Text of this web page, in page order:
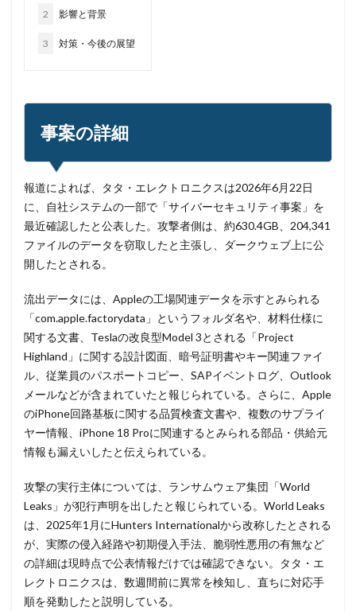
フィッシング対策協議会
フェス
フォレスター
ブラウザ
ブルートフォースアタック
ブルガリア
プロキシ
プログラム
ベトナム
ホームページ
ボイスフィッシング
ポイント
ホスティング
ポスト量子暗号
ボット
ボットネット
ポップアップ
ポリシー
マイク
マイクロソフト
マイクロソフト・アクティブ・プロテクションズ・プログラム
マイクロソフトアカウント
マイクロソフトエクスチェンジサーバー
マイナビ
マイナポイント
マウイランサムウェア
マカフィー
マクロ
マスキング
マルウェア
マルウェア感染
マルスパム
マルバタイジング
マンディアント
ミス
メーリングリスト
メール
メール 誤送信
メールアカウント
メールアカウント情報
メールアドレス
メールアドレス情報
メールサーバー
メール誤送信
メディアワークス
メディバンク
メリット
モナコイン
モニタリング
モバイル
やってはいけない
ヤフー
2 影響と背景
3 対策・今後の展望
事案の詳細
報道によれば、タタ・エレクトロニクスは2026年6月22日
に、自社システムの一部で「サイバーセキュリティ事案」を
最近確認したと公表した。攻撃者側は、約630.4GB、204,341
ファイルのデータを窃取したと主張し、ダークウェブ上に公
開したとされる。
流出データには、Appleの工場関連データを示すとみられる
「com.apple.factorydata」というフォルダ名や、材料仕様に
関する文書、Teslaの改良型Model 3とされる「Project
Highland」に関する設計図面、暗号証明書やキー関連ファイ
ル、従業員のパスポートコピー、SAPイベントログ、Outlook
メールなどが含まれていたと報じられている。さらに、Apple
のiPhone回路基板に関する品質検査文書や、複数のサプライ
ヤー情報、iPhone 18 Proに関連するとみられる部品・供給元
情報も漏えいしたと伝えられている。
攻撃の実行主体については、ランサムウェア集団「World
Leaks」が犯行声明を出したと報じられている。World Leaks
は、2025年1月にHunters Internationalから改称したとされる
が、実際の侵入経路や初期侵入手法、脆弱性悪用の有無など
の詳細は現時点で公表情報だけでは確認できない。タタ・エ
レクトロニクスは、数週間前に異常を検知し、直ちに対応手
順を発動したと説明している。